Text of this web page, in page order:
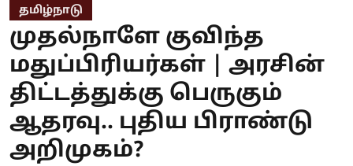
தமிழ்நாடு
முதல்நாளே குவிந்த
மதுப்பிரியர்கள் | அரசின்
திட்டத்துக்கு பெருகும்
ஆதரவு.. புதிய பிராண்டு
அறிமுகம்?